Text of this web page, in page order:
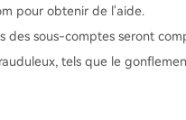
pour obtenir de l'aide.
sous-comptes seront
tels que le